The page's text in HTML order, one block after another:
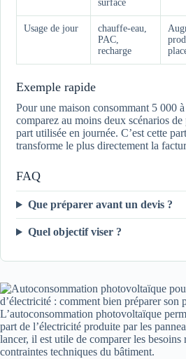
surface
Usage de jour
chauffe-eau,
PAC,
recharge
Exemple rapide
Pour une maison consommant 5 000
comparez au moins deux scénarios de
part utilisée en journée. C’est cette
transforme le plus directement la
FAQ
Que préparer avant un devis ?
Quel objectif viser ?
L’autoconsommation photovoltaïque
part de l’électricité produite par les
lancer, il est utile de comparer les besoins
contraintes techniques du bâtiment.